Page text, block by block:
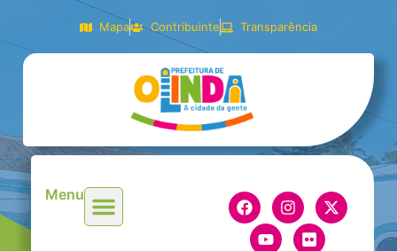
Mapa Contribuinte Transparência
Menu